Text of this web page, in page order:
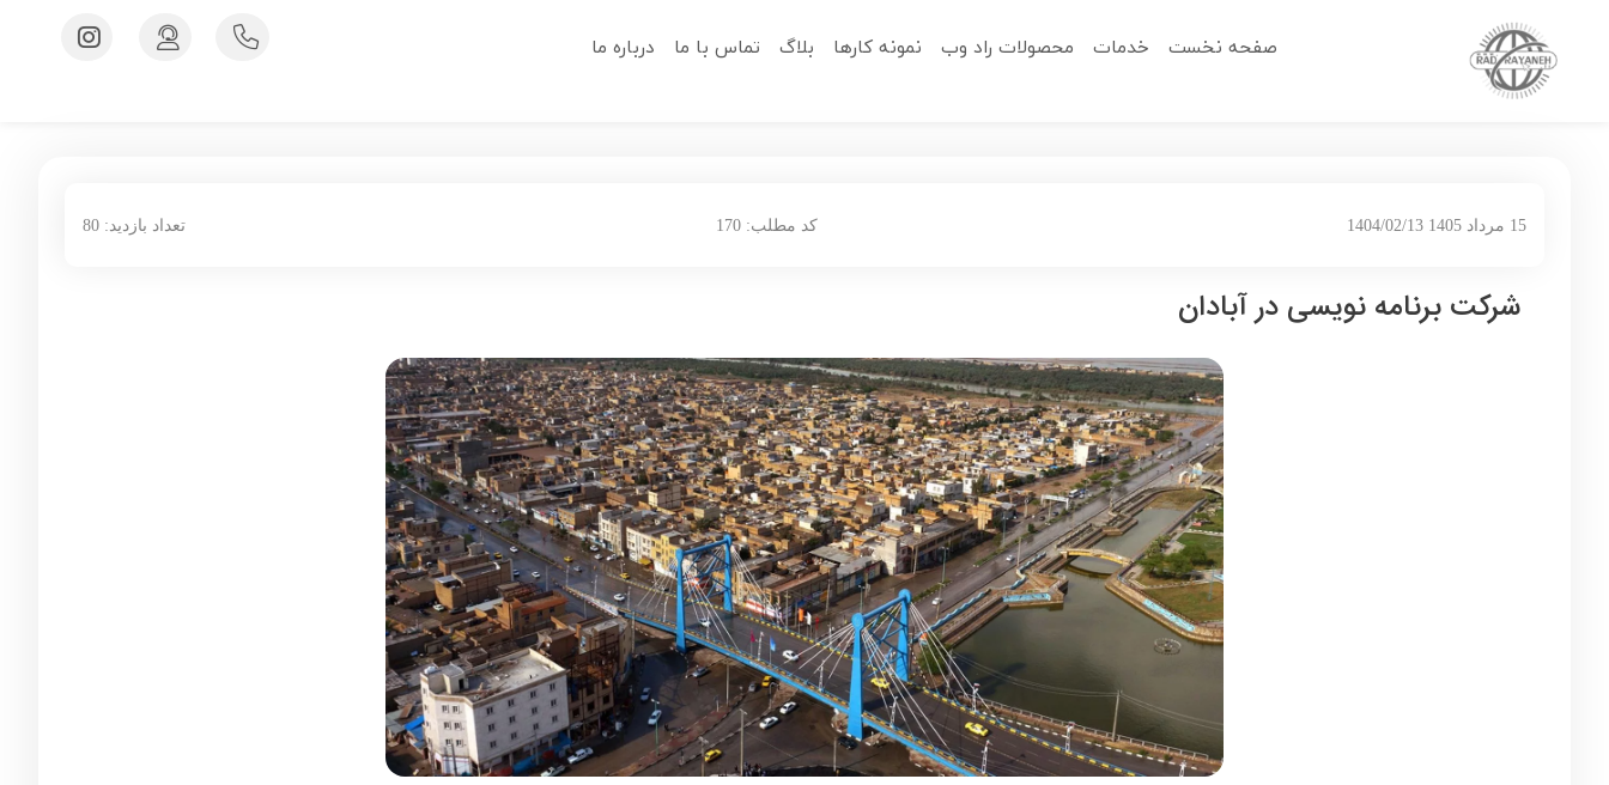
صفحه نخست خدمات محصولات راد وب نمونه کارها بلاگ تماس با ما درباره ما
15 مرداد 1405 1404/02/13 کد مطلب: 170 تعداد بازدید: 80
شرکت برنامه نویسی در آبادان